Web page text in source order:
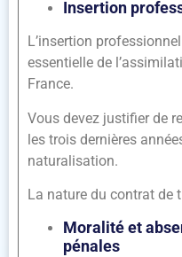
Insertion
L’insertion
essentielle de
France.
Vous devez justifier de
les trois dernières
naturalisation.
La nature du contrat de
Moralité et
pénales